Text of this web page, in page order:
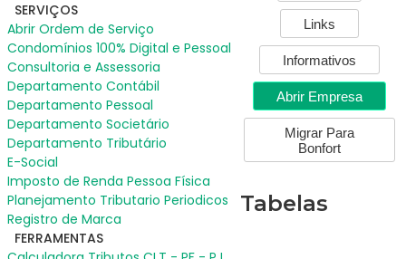
SERVIÇOS
Abrir Ordem de Serviço
Condomínios 100% Digital e Pessoal
Consultoria e Assessoria
Departamento Contábil
Departamento Pessoal
Departamento Societário
Departamento Tributário
E-Social
Imposto de Renda Pessoa Física
Planejamento Tributario Periodicos
Registro de Marca
FERRAMENTAS
Links
Informativos
Abrir Empresa
Migrar Para
Bonfort
Tabelas